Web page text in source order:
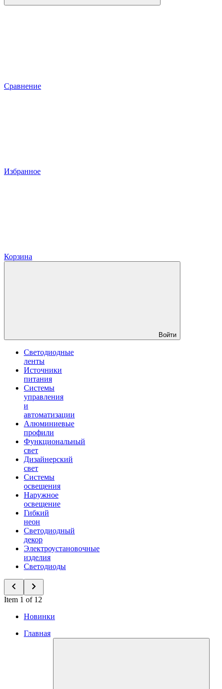
Сравнение
Избранное
Корзина
Войти
Светодиодные
ленты
Источники
питания
Системы
управления
и
автоматизации
Алюминиевые
профили
Функциональный
свет
Дизайнерский
свет
Системы
освещения
Наружное
освещение
Гибкий
неон
Светодиодный
декор
Электроустановочные
изделия
Светодиоды
Item 1 of 12
Новинки
Главная